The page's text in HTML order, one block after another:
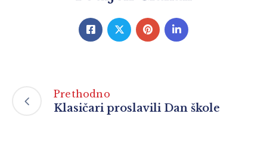
Prethodno
Klasičari proslavili Dan škole